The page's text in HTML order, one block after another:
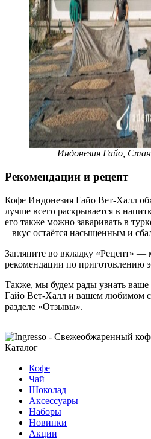
Индонезия Гайо,
Рекомендации и рецепт
Кофе Индонезия Гайо Вет-Халл
лучше всего раскрывается в
его также можно заваривать в
– вкус остаётся насыщенным и
Загляните во вкладку «Рецепт» —
рекомендации по приготовлению
Также, мы будем рады узнать
Гайо Вет-Халл и вашем любимом
разделе «Отзывы».
Каталог
Кофе
Чай
Шоколад
Аксессуары
Наборы
Новинки
Акции